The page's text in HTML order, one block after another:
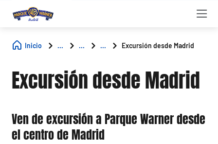
Inicio ... ... ... Excursión desde Madrid
Excursión desde Madrid
Ven de excursión a Parque Warner desde
el centro de Madrid